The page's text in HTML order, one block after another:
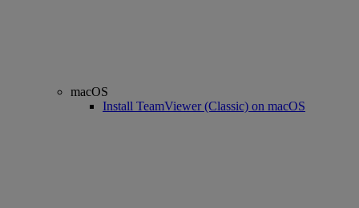
macOS
Install TeamViewer (Classic) on macOS